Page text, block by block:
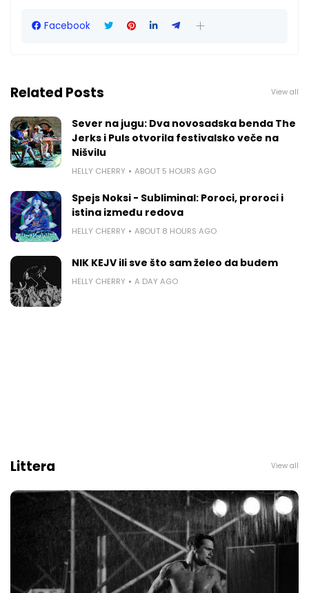
Facebook
Related Posts View all
Sever na jugu: Dva novosadska benda The
Jerks i Puls otvorila festivalsko veče na
Nišvilu
HELLY CHERRY ABOUT 5 HOURS AGO
Spejs Noksi - Subliminal: Poroci, proroci i
istina između redova
HELLY CHERRY ABOUT 8 HOURS AGO
NIK KEJV ili sve što sam želeo da budem
HELLY CHERRY A DAY AGO
Littera View all